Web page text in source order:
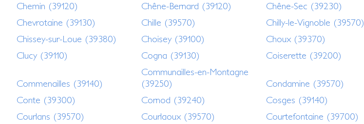
Chemin (39120)
Chêne-Bernard (39120) Chêne-Sec (39230)
Chevrotaine (39130)
Chille (39570) Chilly-le-Vignoble (39570)
Chissey-sur-Loue (39380)
Choisey (39100) Choux (39370)
Clucy (39110)
Cogna (39130) Coiserette (39200)
Commenailles (39140)
Communailles-en-Montagne
(39250)
Condamine (39570)
Conte (39300)
Cornod (39240) Cosges (39140)
Courlans (39570)
Courlaoux (39570) Courtefontaine (39700)